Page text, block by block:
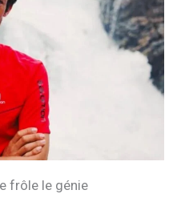
frôle le génie